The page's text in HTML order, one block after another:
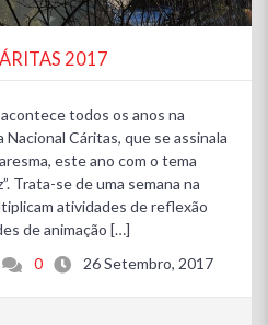
2017
todos os anos na
Cáritas, que se assinala
este ano com o tema
Trata-se de uma semana na
atividades de reflexão
de animação […]
0 26 Setembro, 2017